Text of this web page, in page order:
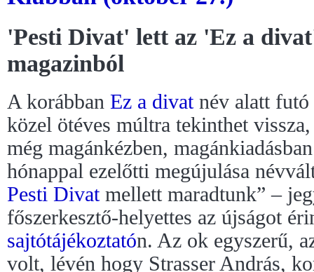
'Pesti Divat' lett az 'Ez a
magazinból
A korábban Ez a divatnév alatt futó
közel ötéves múltra tekinthet
még magánkézben,
hónappal ezelőtti megújulása
Pesti Divatmellett maradtunk” –
főszerkesztő-helyettes az újságot
sajtótájékoztatón. Az ok egyszerű,
volt, lévén hogy Strasser András,